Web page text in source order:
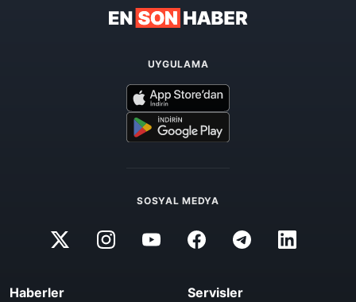
UYGULAMA
SOSYAL MEDYA
Haberler Servisler